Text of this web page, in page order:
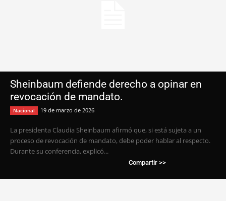
Sheinbaum defiende derecho a opinar en
revocación de mandato.
Nacional 19 de marzo de 2026
La presidenta Claudia Sheinbaum afirmó que, si está sujeta a un
proceso de revocación de mandato, debe poder hablar al respecto.
Durante su conferencia, explicó...
Compartir >>